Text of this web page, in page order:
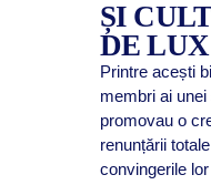
ȘI
DE LUX
Printre acești
membri ai
promovau o
renunțării
convingerile